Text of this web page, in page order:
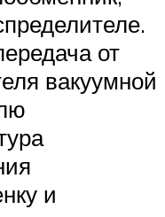
от
вакуумной
и